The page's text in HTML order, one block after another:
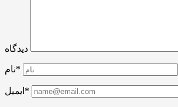
دیدگاه
نام*
ایمیل*